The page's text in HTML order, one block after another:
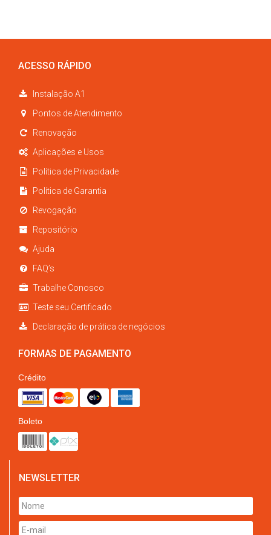
ACESSO RÁPIDO
Instalação A1
Pontos de Atendimento
Renovação
Aplicações e Usos
Política de Privacidade
Política de Garantia
Revogação
Repositório
Ajuda
FAQ’s
Trabalhe Conosco
Teste seu Certificado
Declaração de prática de negócios
FORMAS DE PAGAMENTO
Crédito
Boleto
NEWSLETTER